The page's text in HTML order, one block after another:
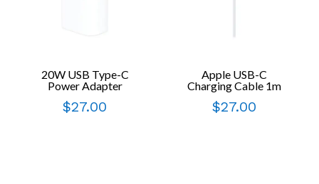
20W USB Type-C
Power Adapter
$27.00
Apple USB-C
Charging Cable 1m
$27.00